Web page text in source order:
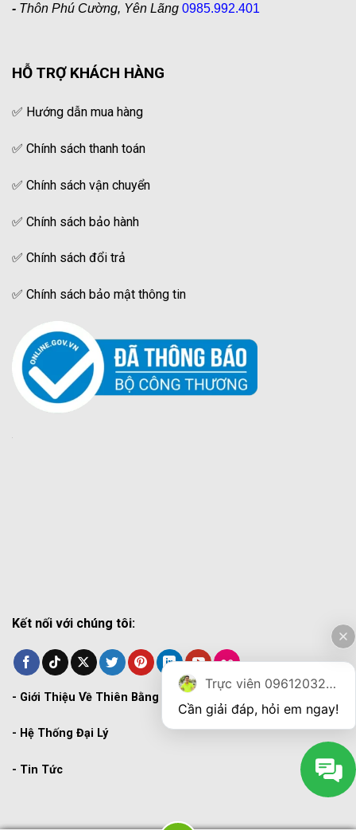
- Thôn Phú Cường, Yên Lãng 0985.992.401
HỖ TRỢ KHÁCH HÀNG
✅ Hướng dẫn mua hàng
✅ Chính sách thanh toán
✅ Chính sách vận chuyển
✅ Chính sách bảo hành
✅ Chính sách đổi trả
✅ Chính sách bảo mật thông tin
Kết nối với chúng tôi:
- Giới Thiệu Về Thiên Bằng
- Hệ Thống Đại Lý
- Tin Tức
Trực viên 0961203270
Cần giải đáp, hỏi em ngay!